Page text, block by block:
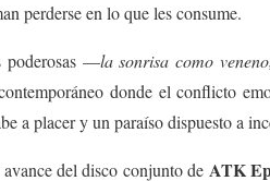
perderse en lo que les consume.
poderosas —la sonrisa como
donde el conflicto
a placer y un paraíso dispuesto a
avance del disco conjunto de ATK